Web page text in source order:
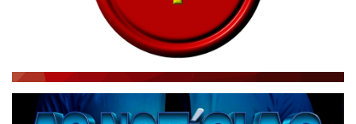
NOTÍCIAS AO MINUTO
ACONTECEU...VIROU MANCHETE!